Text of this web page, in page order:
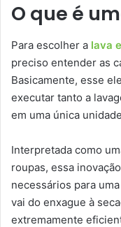
O que é
Para escolher a lava
preciso entender as
Basicamente, esse
executar tanto a
em uma única
Interpretada como
roupas, essa
necessários para
vai do enxague à
extremamente